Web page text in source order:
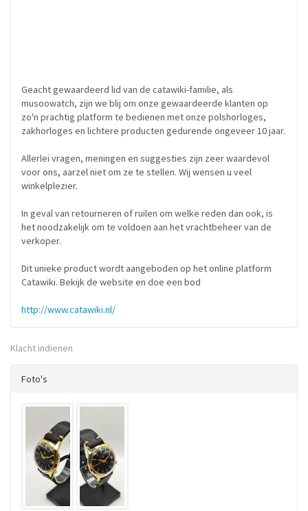
Geacht gewaardeerd lid van de catawiki-familie, als
musoowatch, zijn we blij om onze gewaardeerde klanten op
zo'n prachtig platform te bedienen met onze polshorloges,
zakhorloges en lichtere producten gedurende ongeveer 10 jaar.
Allerlei vragen, meningen en suggesties zijn zeer waardevol
voor ons, aarzel niet om ze te stellen. Wij wensen u veel
winkelplezier.
In geval van retourneren of ruilen om welke reden dan ook, is
het noodzakelijk om te voldoen aan het vrachtbeheer van de
verkoper.
Dit unieke product wordt aangeboden op het online platform
Catawiki. Bekijk de website en doe een bod
http://www.catawiki.nl/
Klacht indienen
Foto's